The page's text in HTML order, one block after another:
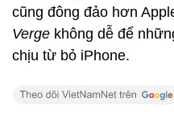
cũng đông đảo hơn
Verge không dễ để
chịu từ bỏ iPhone.